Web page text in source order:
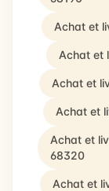
Achat et
Achat et
Achat et
Achat et
Achat et
68320
Achat et